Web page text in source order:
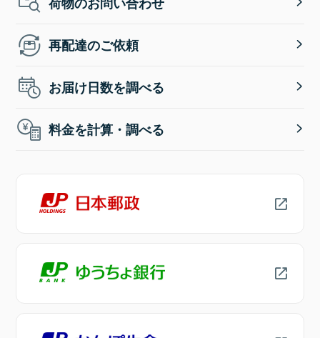
再配達のご依頼
お届け日数を調べる
料金を計算・調べる